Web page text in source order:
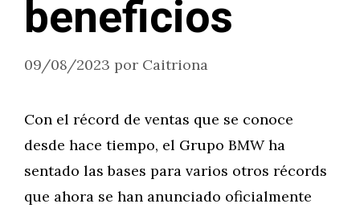
beneficios
09/08/2023 por Caitriona
Con el récord de ventas que se conoce
desde hace tiempo, el Grupo BMW ha
sentado las bases para varios otros récords
que ahora se han anunciado oficialmente